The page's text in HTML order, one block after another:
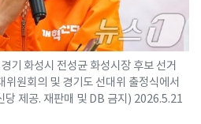
기 화성시 전성균 화성시장 후보 선거
원회의 및 경기도 선대위 출정식에서
당 제공. 재판매 및 DB 금지) 2026.5.21